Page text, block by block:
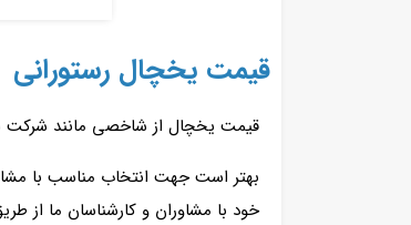
قیمت یخچال رستورانی
قیمت یخچال از شاخصی مانند شرکت
بهتر است جهت انتخاب مناسب با
خود با مشاوران و کارشناسان ما از